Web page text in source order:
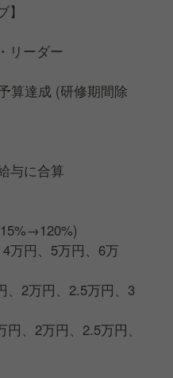
リーダー
算達成 (研修期間除
与に合算
万円、5万円、6万
、2万円、2.5万円、3
、2万円、2.5万円、